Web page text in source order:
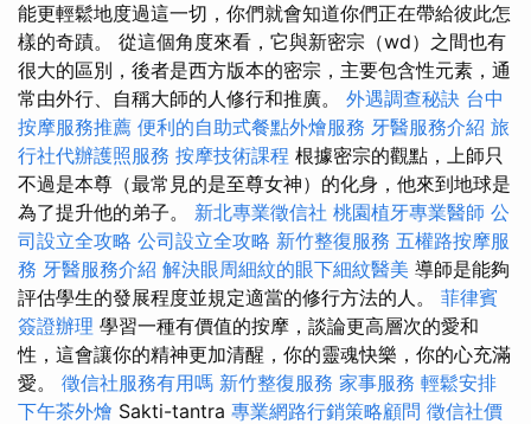
能更輕鬆地度過這一切，你們就會知道你們正在帶給彼此怎
樣的奇蹟。 從這個角度來看，它與新密宗（wd）之間也有
很大的區別，後者是西方版本的密宗，主要包含性元素，通
常由外行、自稱大師的人修行和推廣。 外遇調查秘訣 台中
按摩服務推薦 便利的自助式餐點外燴服務 牙醫服務介紹 旅
行社代辦護照服務 按摩技術課程 根據密宗的觀點，上師只
不過是本尊（最常見的是至尊女神）的化身，他來到地球是
為了提升他的弟子。 新北專業徵信社 桃園植牙專業醫師 公
司設立全攻略 公司設立全攻略 新竹整復服務 五權路按摩服
務 牙醫服務介紹 解決眼周細紋的眼下細紋醫美 導師是能夠
評估學生的發展程度並規定適當的修行方法的人。 菲律賓
簽證辦理 學習一種有價值的按摩，談論更高層次的愛和
性，這會讓你的精神更加清醒，你的靈魂快樂，你的心充滿
愛。 徵信社服務有用嗎 新竹整復服務 家事服務 輕鬆安排
下午茶外燴 Sakti-tantra 專業網路行銷策略顧問 徵信社價